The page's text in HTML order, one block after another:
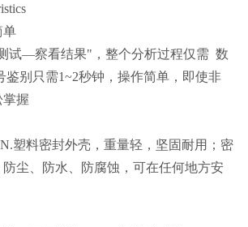
单
试—察看结果"，整个分析过程仅需 数
鉴别只需1~2秒钟，操作简单，即使非
掌握
塑料密封外壳，重量轻，坚固耐用；密
尘、防水、防腐蚀，可在任何地方安